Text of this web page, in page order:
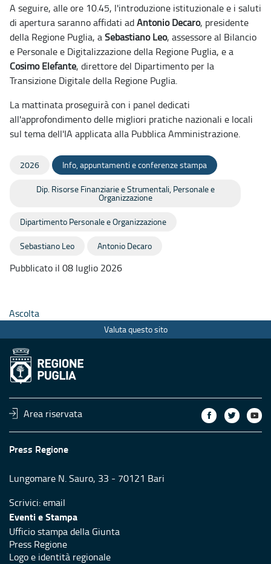
A seguire, alle ore 10.45, l'introduzione istituzionale e i saluti
di apertura saranno affidati adAntonio Decaro, presidente
della Regione Puglia, aSebastiano Leo, assessore al Bilancio
e Personale e Digitalizzazione della Regione Puglia, e a
Cosimo Elefante, direttore del Dipartimento per la
Transizione Digitale della Regione Puglia.
La mattinata proseguirà con i panel dedicati
all'approfondimento delle migliori pratiche nazionali e locali
sul tema dell'IA applicata alla Pubblica Amministrazione.
2026 Info, appuntamenti e conferenze stampa
Dip. Risorse Finanziarie e Strumentali, Personale e
Organizzazione
Dipartimento Personale e Organizzazione
Sebastiano Leo Antonio Decaro
Pubblicato il 08 luglio 2026
Ascolta
Valuta questo sito
Area riservata
Press Regione
Lungomare N. Sauro, 33 - 70121 Bari
Scrivici:email
Eventi e Stampa
Ufficio stampa della Giunta
Press Regione
Logo e identità regionale